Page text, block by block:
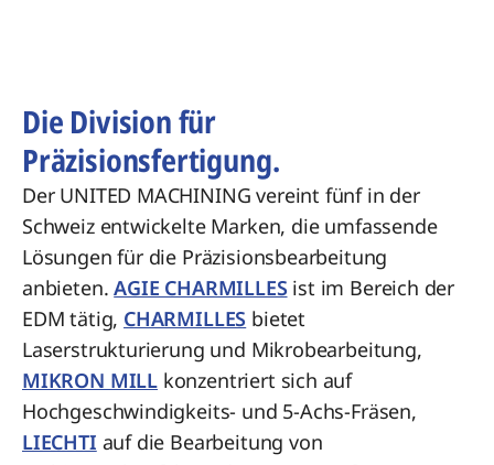
Die Division für
Präzisionsfertigung.
Der UNITED MACHINING vereint fünf in der
Schweiz entwickelte Marken, die umfassende
Lösungen für die Präzisionsbearbeitung
anbieten.AGIE CHARMILLES ist im Bereich der
EDM tätig, CHARMILLES bietet
Laserstrukturierung und Mikrobearbeitung,
MIKRON MILL konzentriert sich auf
Hochgeschwindigkeits- und 5-Achs-Fräsen,
LIECHTI auf die Bearbeitung von